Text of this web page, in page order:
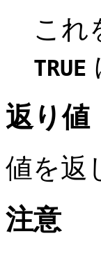
これ
TRUE
返り値
値を返
注意